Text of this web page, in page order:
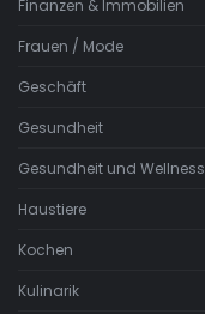
Finanzen & Immobilien
Frauen / Mode
Geschäft
Gesundheit
Gesundheit und Wellness
Haustiere
Kochen
Kulinarik